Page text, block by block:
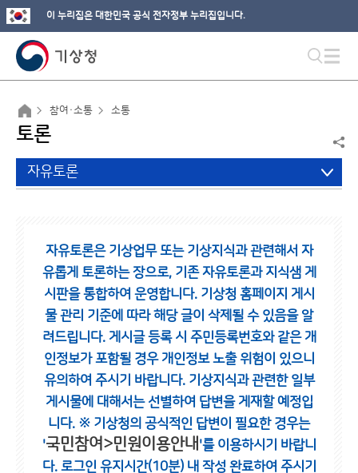
이 누리집은 대한민국 공식 전자정부 누리집입니다.
참여·소통 소통
토론
자유토론
자유토론은 기상업무 또는 기상지식과 관련해서 자
유롭게 토론하는 장으로, 기존 자유토론과 지식샘 게
시판을 통합하여 운영합니다. 기상청 홈페이지 게시
물 관리 기준에 따라 해당 글이 삭제될 수 있음을 알
려드립니다. 게시글 등록 시 주민등록번호와 같은 개
인정보가 포함될 경우 개인정보 노출 위험이 있으니
유의하여 주시기 바랍니다. 기상지식과 관련한 일부
게시물에 대해서는 선별하여 답변을 게재할 예정입
니다. ※ 기상청의 공식적인 답변이 필요한 경우는
'국민참여>민원이용안내 '를 이용하시기 바랍니
다. 로그인 유지시간(10분) 내 작성 완료하여 주시기